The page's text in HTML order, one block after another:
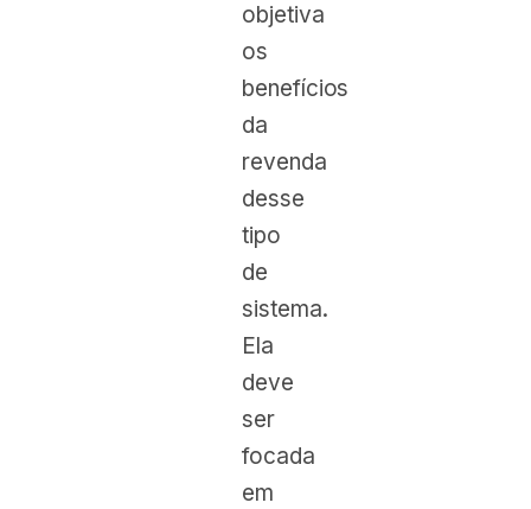
objetiva
os
benefícios
da
revenda
desse
tipo
de
sistema.
Ela
deve
ser
focada
em